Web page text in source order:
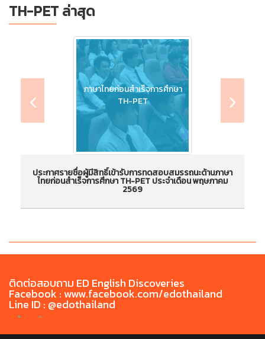
TH-PET ล่าสุด
ภาษาไทยก่อนสำเร็จการศึกษา
TH-PET
ด้านภาษาไทยก่อนสำเร็จการศึกษา TH-PET ประจำ
ประกาศรายชื่อผู้มีสิทธิ์เข้ารับการทดสอบสมรรถนะด้านภาษา
ไทยก่อนสำเร็จการศึกษา TH-PET ประจำเดือน พฤษภาคม
2569
ติดต่อสอบถาม ED English Discoveries
Facebook : www.facebook.com/edothailand
Line ID : @edothailand